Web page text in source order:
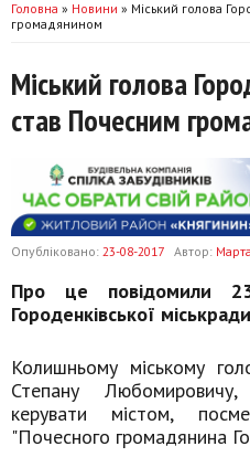
Головна » Новини » Міський голова
громадянином
Міський голова
став Почесним
Опубліковано: 23-08-2017 Автор:
Про це повідомили
Городенківської
Колишньому міському
Степану
керувати містом,
"Почесного громадянина